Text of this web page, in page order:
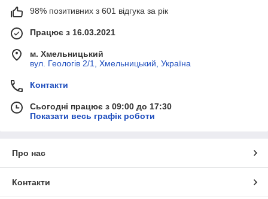
98% позитивних з 601 відгука за рік
Працює з 16.03.2021
м. Хмельницький
вул. Геологів 2/1, Хмельницький, Україна
Контакти
Сьогодні працює з 09:00 до 17:30
Показати весь графік роботи
Про нас
Контакти